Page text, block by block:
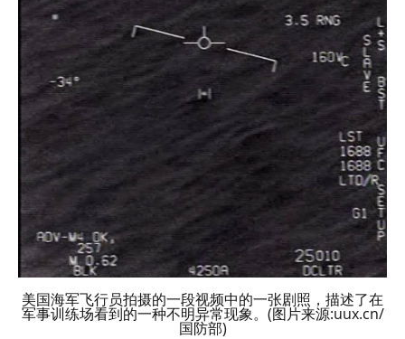
美国海军飞行员拍摄的一段视频中的一张剧照，描述了在
军事训练场看到的一种不明异常现象。(图片来源:uux.cn/
国防部)